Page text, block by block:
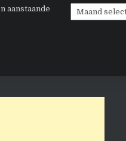
aanstaande
Archieven